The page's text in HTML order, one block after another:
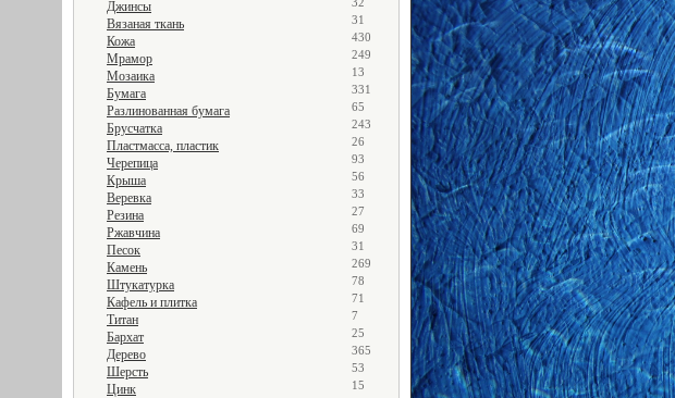
Джинсы
Вязаная ткань 31
Кожа 430
Мрамор 249
Мозаика 13
Бумага 331
Разлинованная бумага 65
Брусчатка 243
Пластмасса, пластик 26
Черепица 93
Крыша 56
Веревка 33
Резина 27
Ржавчина 69
Песок 31
Камень 269
Штукатурка 78
Кафель и плитка 71
Титан 7
Бархат 25
Дерево 365
Шерсть 53
Цинк 15